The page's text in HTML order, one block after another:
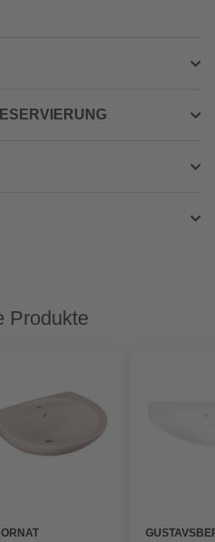
Produkte